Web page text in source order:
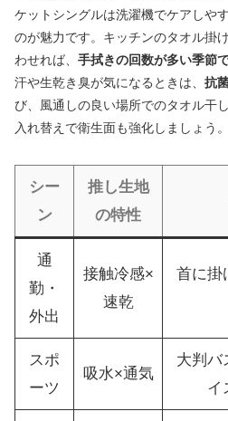
ケットシングルは洗濯機でケアしやす
のが魅力です。キッチンのタオル掛
わせれば、 手拭きの回数が多い季節
汗や生乾き臭が気になるときは、 抗
び、風通しの良い場所でのタオル干
入れ替えで衛生面も強化しましょう。
シー
ン
推し生地
の特性
通
勤・
外出
接触冷感×
速乾
首に掛
スポ
ーツ
吸水×通気
大判バ
イ